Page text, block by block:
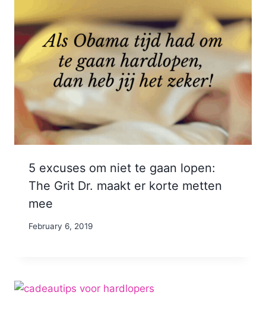
5 excuses om niet te gaan lopen:
The Grit Dr. maakt er korte metten
mee
By
February 6, 2019